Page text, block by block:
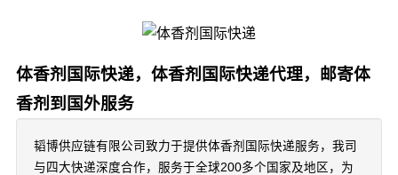
体香剂国际快递，体香剂国际快递代理，邮寄体
香剂到国外服务
韬博供应链有限公司致力于提供体香剂国际快递服务，我司
与四大快递深度合作，服务于全球200多个国家及地区，为